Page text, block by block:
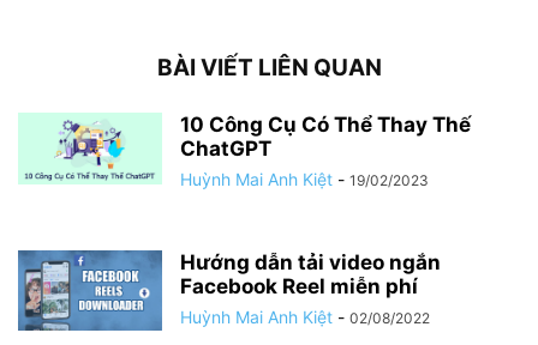
BÀI VIẾT LIÊN QUAN
10 Công Cụ Có Thể Thay Thế
ChatGPT
Huỳnh Mai Anh Kiệt - 19/02/2023
Hướng dẫn tải video ngắn
Facebook Reel miễn phí
Huỳnh Mai Anh Kiệt - 02/08/2022